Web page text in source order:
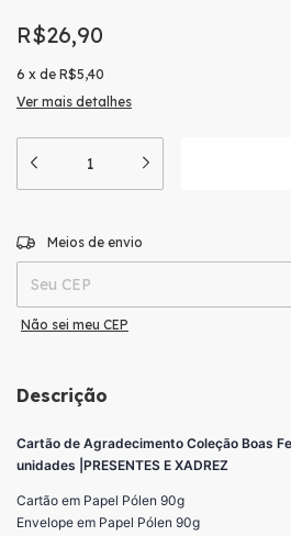
R$26,90
6 x de R$5,40
Ver mais detalhes
Entregas para o CEP:
Meios de envio
Não sei meu CEP
Descrição
Cartão de Agradecimento Coleção Boas
unidades |PRESENTES E XADREZ
Cartão em Papel Pólen 90g
Envelope em Papel Pólen 90g